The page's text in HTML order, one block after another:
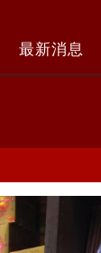
最新消息